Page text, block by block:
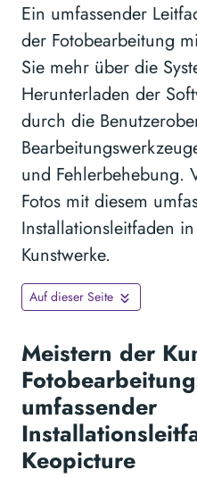
Ein umfassender
der Fotobearbeitung
Sie mehr über die
Herunterladen der
durch die
und Fehlerbehebung.
Fotos mit diesem
Installationsleitfaden
Kunstwerke.
Auf dieser Seite
Meistern der
umfassender
Keopicture